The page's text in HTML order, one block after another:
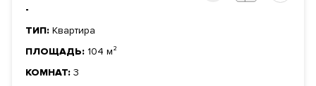
-
ТИП: Квартира
ПЛОЩАДЬ: 104 м²
КОМНАТ: 3